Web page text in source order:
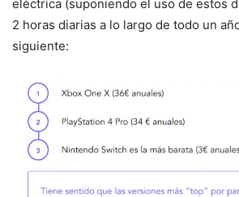
eléctrica (suponiendo el uso de estos
2 horas diarias a lo largo de todo un
siguiente: